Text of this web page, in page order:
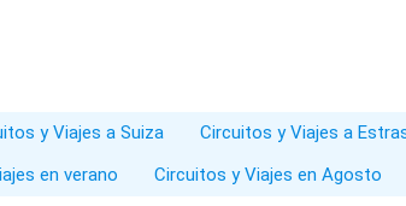
y Viajes a Suiza Circuitos y Viajes a
en verano Circuitos y Viajes en Agosto